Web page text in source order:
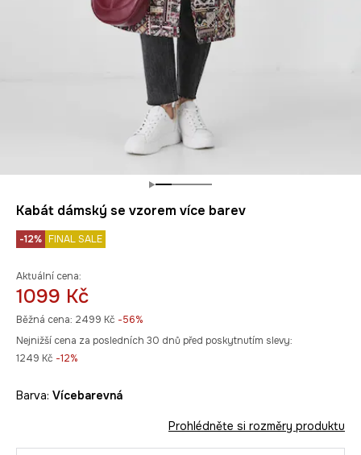
Kabát dámský se vzorem více barev
-12% FINAL SALE
Aktuální cena:
1099 Kč
Běžná cena: 2499 Kč -56%
Nejnižší cena za posledních 30 dnů před poskytnutím slevy:
1249 Kč -12%
Barva: vícebarevná
Prohlédněte si rozměry produktu